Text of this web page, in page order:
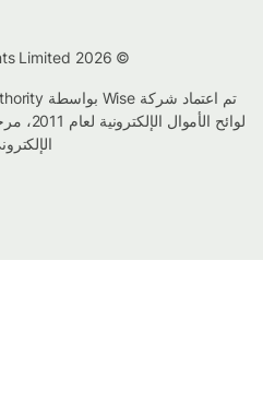
لوائح الأموال الإلكترونية لعام 2011، مرجع الشركة
الإلكتروني.